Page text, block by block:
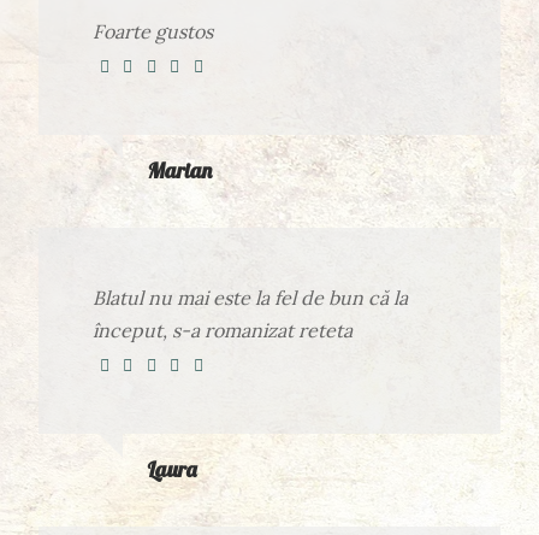
Foarte gustos
Marian
Blatul nu mai este la fel de bun că la
început, s-a romanizat reteta
Laura